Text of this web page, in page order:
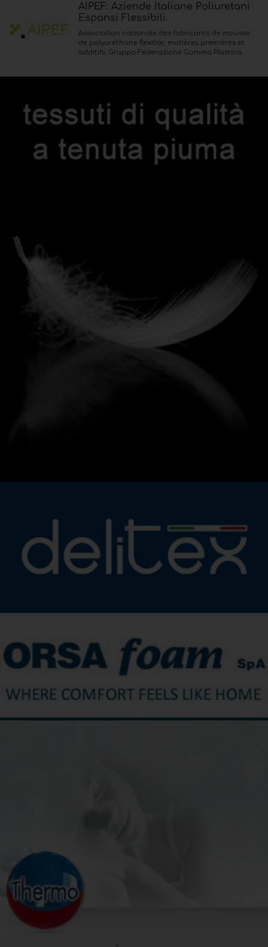
AIPEF: Aziende Italiane Poliuretani
Espansi Flessibili.
Association nationale des fabricants de mousse
de polyuréthane flexible, matières premières et
additifs. Gruppo Federazione Gomma Plastica.